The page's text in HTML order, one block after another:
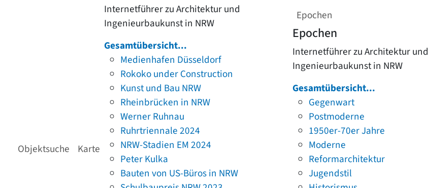
Objektsuche Karte
Internetführer zu Architektur und
Ingenieurbaukunst in NRW
Gesamtübersicht...
Medienhafen Düsseldorf
Rokoko under Construction
Kunst und Bau NRW
Rheinbrücken in NRW
Werner Ruhnau
Ruhrtriennale 2024
NRW-Stadien EM 2024
Peter Kulka
Bauten von US-Büros in NRW
Epochen
Epochen
Internetführer zu Architektur und
Ingenieurbaukunst in NRW
Gesamtübersicht...
Gegenwart
Postmoderne
1950er-70er Jahre
Moderne
Reformarchitektur
Jugendstil